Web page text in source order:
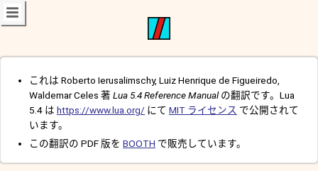
これは Roberto Ierusalimschy, Luiz Henrique de Figueiredo,
Waldemar Celes 著 Lua 5.4 Reference Manualの翻訳です。Lua
5.4 は https://www.lua.org/ にて MIT ライセンス で公開されて
います。
この翻訳の PDF 版を BOOTH で販売しています。